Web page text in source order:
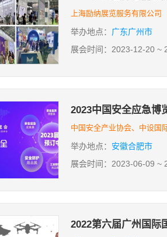
上海励纳展览服务有限公司
举办地点： 广东广州市
展会时间：2023-12-20 ~
2023中国安全应急博
中国安全产业协会、中设国
举办地点： 安徽合肥市
展会时间：2023-06-09 ~
2022第六届广州国际